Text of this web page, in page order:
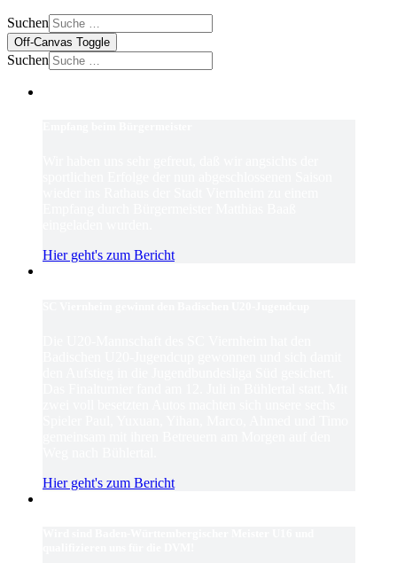
Suchen
Off-Canvas Toggle
Suchen
Hier geht's zum Bericht
Hier geht's zum Bericht